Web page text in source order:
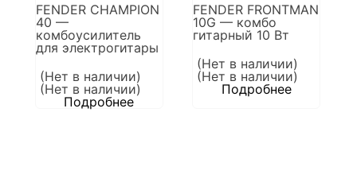
FENDER CHAMPION
40 —
комбоусилитель
для электрогитары
(Нет в наличии)
(Нет в наличии)
Подробнее
FENDER FRONTMAN
10G — комбо
гитарный 10 Вт
(Нет в наличии)
(Нет в наличии)
Подробнее